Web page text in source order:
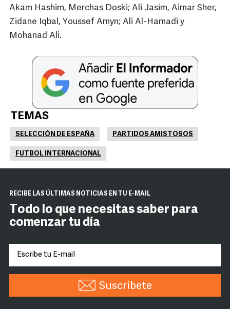
Akam Hashim, Merchas Doski; Ali Jasim, Aimar Sher,
Zidane Iqbal, Youssef Amyn; Ali Al-Hamadi y
Mohanad Ali.
TEMAS
SELECCIÓN DE ESPAÑA PARTIDOS AMISTOSOS
FUTBOL INTERNACIONAL
RECIBE LAS ÚLTIMAS NOTICIAS EN TU E-MAIL
Todo lo que necesitas saber para
comenzar tu día
Suscríbete